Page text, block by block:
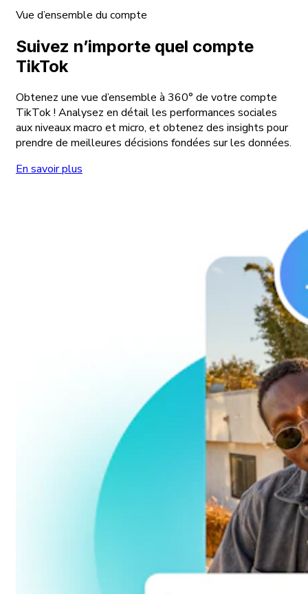
Vue d’ensemble du compte
Suivez n’importe quel compte
TikTok
Obtenez une vue d’ensemble à 360° de votre compte
TikTok ! Analysez en détail les performances sociales
aux niveaux macro et micro, et obtenez des insights pour
prendre de meilleures décisions fondées sur les données.
En savoir plus